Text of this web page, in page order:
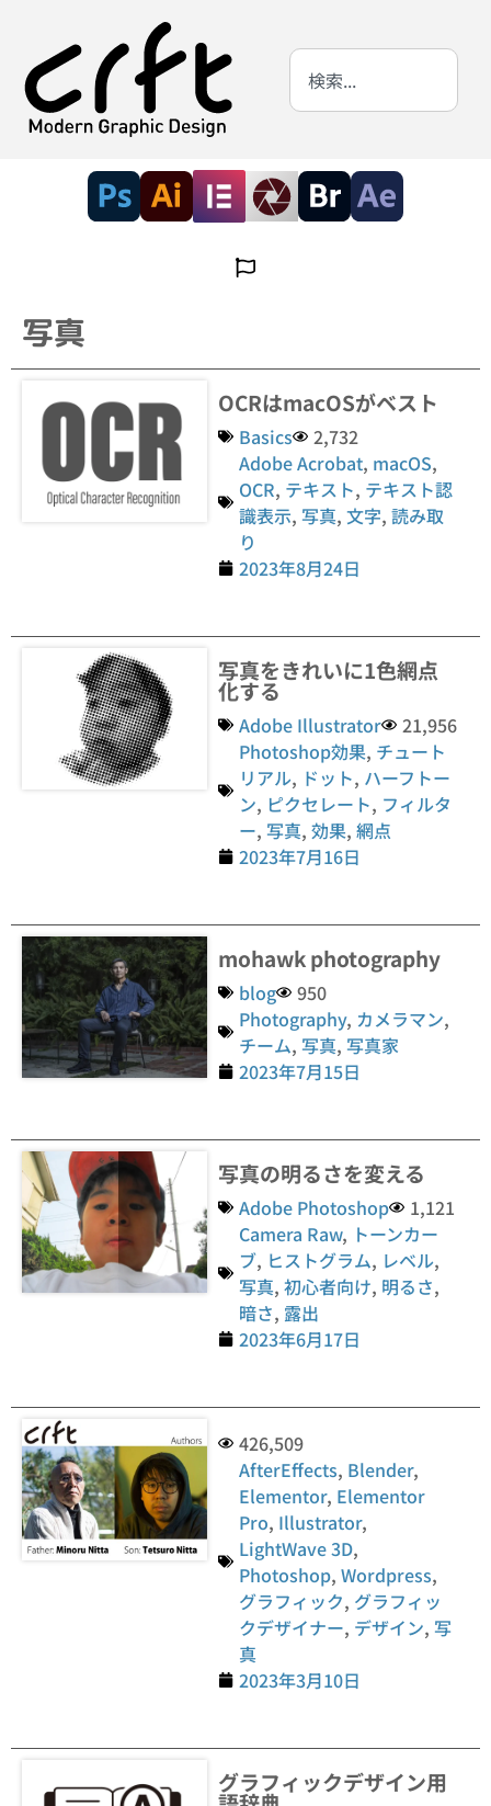
写真
OCRはmacOSがベスト
Basics
2,732
Adobe Acrobat, macOS,
OCR, テキスト, テキスト認
識表示,写真,文字,読み取
り
2023年8月24日
写真をきれいに1色網点
化する
Adobe Illustrator
21,956
Photoshop効果, チュート
リアル, ドット, ハーフトー
ン, ピクセレート, フィルタ
ー,写真,効果,網点
2023年7月16日
mohawk photography
blog
950
Photography, カメラマン,
チーム,写真,写真家
2023年7月15日
写真の明るさを変える
Adobe Photoshop
1,121
Camera Raw, トーンカー
ブ, ヒストグラム, レベル,
写真,初心者向け, 明るさ,
暗さ, 露出
2023年6月17日
426,509
AfterEffects, Blender,
Elementor, Elementor
Pro, Illustrator,
LightWave 3D,
Photoshop,Wordpress,
グラフィック, グラフィッ
クデザイナー, デザイン,写
真
2023年3月10日
グラフィックデザイン用